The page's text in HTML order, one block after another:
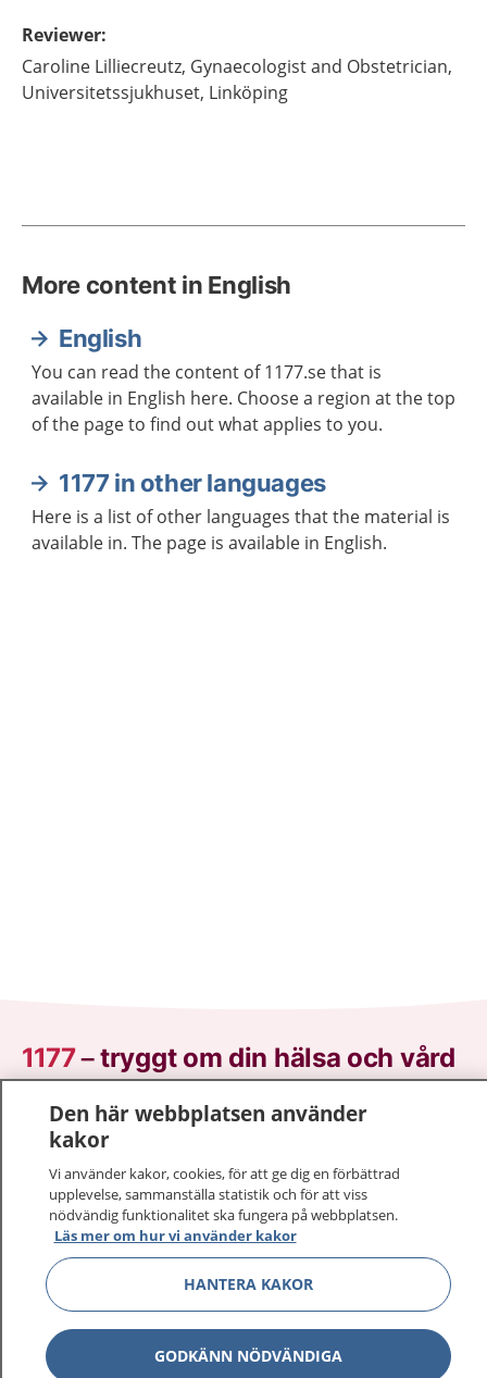
Reviewer:
Caroline Lilliecreutz, Gynaecologist and Obstetrician,
Universitetssjukhuset, Linköping
More content in English
English
You can read the content of 1177.se that is
available in English here. Choose a region at the top
of the page to find out what applies to you.
1177 in other languages
Here is a list of other languages that the material is
available in. The page is available in English.
1177–tryggt om din hälsa och vård
På 1177.se får du råd om hälsa och information om
sjukdomar och vilka mottagningar du kan kontakta.
vårdärenden. Ring telefonnummer 1177 för
sjukvårdsrådgivning dygnet runt.
1177 ger dig råd när du vill må bättre.
Den här webbplatsen använder
kakor
Vi använder kakor, cookies, för att ge dig en förbättrad
upplevelse, sammanställa statistik och för att viss
nödvändig funktionalitet ska fungera på webbplatsen.
Läs mer om hur vi använder kakor
HANTERA KAKOR
GODKÄNN NÖDVÄNDIGA